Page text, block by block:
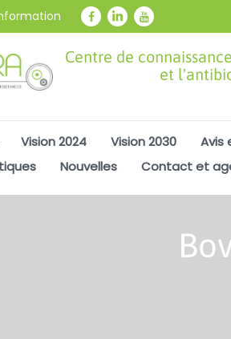
Centre de
et
Vision 2024 Vision 2030 Avis
Nouvelles Contact et